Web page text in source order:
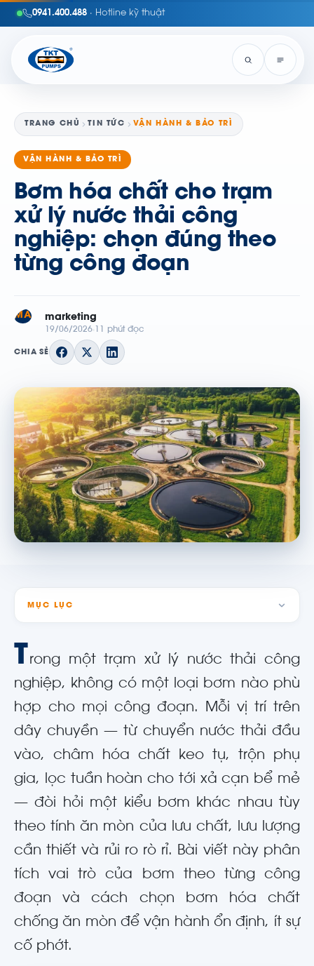
0941.400.488 · Hotline kỹ thuật
TRANG CHỦ TIN TỨC VẬN HÀNH & BẢO TRÌ
VẬN HÀNH & BẢO TRÌ
Bơm hóa chất cho trạm
xử lý nước thải công
nghiệp: chọn đúng theo
từng công đoạn
MA marketing
19/06/2026 11 phút đọc
CHIA SẺ
MỤC LỤC
Trong một trạm xử lý nước thải công
nghiệp, không có một loại bơm nào phù
hợp cho mọi công đoạn. Mỗi vị trí trên
dây chuyền — từ chuyển nước thải đầu
vào, châm hóa chất keo tụ, trộn phụ
gia, lọc tuần hoàn cho tới xả cạn bể mẻ
— đòi hỏi một kiểu bơm khác nhau tùy
theo tính ăn mòn của lưu chất, lưu lượng
cần thiết và rủi ro rò rỉ. Bài viết này phân
tích vai trò của bơm theo từng công
đoạn và cách chọn bơm hóa chất
chống ăn mòn để vận hành ổn định, ít sự
cố phớt.